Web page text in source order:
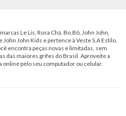
Le Lis, Rosa Chá, Bo.Bô, John John,
John John Kids e pertence à Veste S.A Estilo.
encontra peças novas e limitadas, sem
das maiores grifes do Brasil. Aproveite a
online pelo seu computador ou celular.